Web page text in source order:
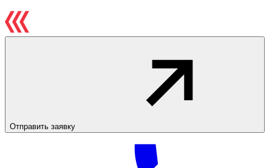
Отправить заявку